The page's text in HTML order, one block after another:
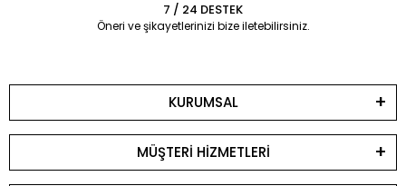
7 / 24 DESTEK
Öneri ve şikayetlerinizi bize iletebilirsiniz.
KURUMSAL
MÜŞTERİ HİZMETLERİ